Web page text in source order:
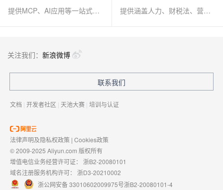
提供MCP、AI应用等一站式AI解决方案
提供涵盖人力、财税法、营销、客服等AI方案
关注我们： 新浪微博
联系我们
文档 | 开发者社区 | 天池大赛 | 培训与认证
法律声明及隐私权政策 | Cookies政策
© 2009-2025 Aliyun.com 版权所有
增值电信业务经营许可证： 浙B2-20080101
域名注册服务机构许可： 浙D3-20210002
浙公网安备 33010602009975号浙B2-20080101-4